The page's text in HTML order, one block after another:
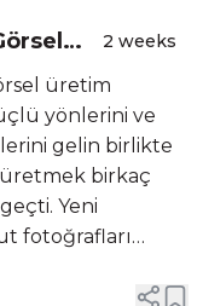
2 weeks
üretim
yönlerini ve
gelin birlikte
üretmek birkaç
Yeni
fotoğrafları